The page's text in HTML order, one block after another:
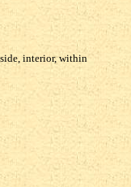
interior, within